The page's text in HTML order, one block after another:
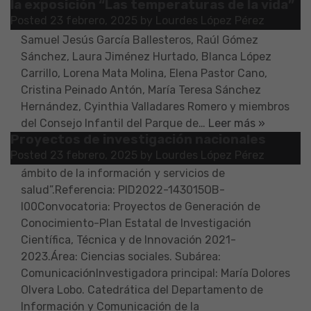
Posted 23 febrero, 2025 by Lourdes López Pérez
PérezEquipo de trabajo: Marta Arias Álvarez,
Samuel Jesús García Ballesteros, Raúl Gómez
Sánchez, Laura Jiménez Hurtado, Blanca López
Carrillo, Lorena Mata Molina, Elena Pastor Cano,
Cristina Peinado Antón, María Teresa Sánchez
Hernández, Cyinthia Valladares Romero y miembros
del Consejo Infantil del Parque de… Leer más »
Posted 23 febrero, 2025 by Lourdes López Pérez
cultural como herramientas de inclusión en el
ámbito de la información y servicios de
salud”.Referencia: PID2022-143015OB-
I00Convocatoria: Proyectos de Generación de
Conocimiento-Plan Estatal de Investigación
Científica, Técnica y de Innovación 2021-
2023.Área: Ciencias sociales. Subárea:
ComunicaciónInvestigadora principal: María Dolores
Olvera Lobo. Catedrática del Departamento de
Información y Comunicación de la